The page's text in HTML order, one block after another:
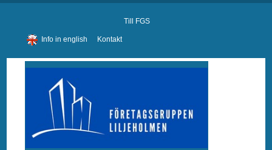
Till FGS
Info in english Kontakt